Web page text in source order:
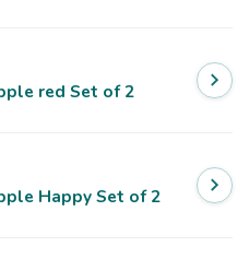
red Set of 2
Happy Set of 2